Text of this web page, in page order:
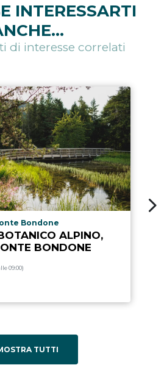
INTERESSARTI
di interesse correlati
interesse
Bondone
ALPINO,
BONDONE
09:00)
TUTTI